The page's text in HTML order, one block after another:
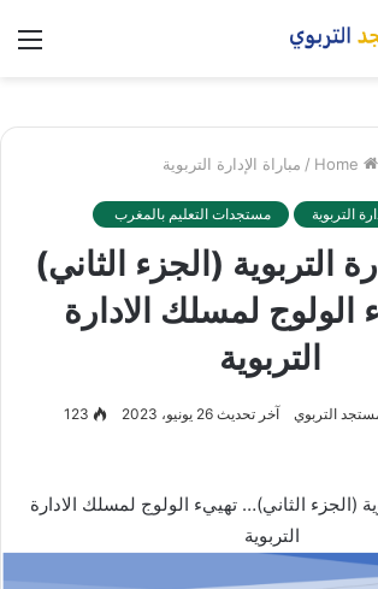
/ مباراة الإدارة التربوية
التربوية مستجدات التعليم بالمغرب
التربوية (الجزء الثاني)
الولوج لمسلك الادارة
التربوية
التربوي آخر تحديث 26 يونيو، 2023 123
(الجزء الثاني)… تهييء الولوج لمسلك الادارة
التربوية